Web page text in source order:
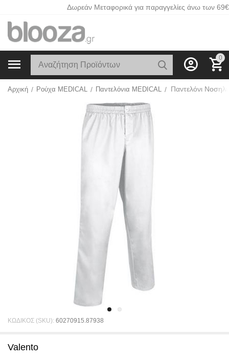
Δωρεάν Μεταφορικά για παραγγελίες άνω των 69€
0
Αρχική / Ρούχα MEDICAL / Παντελόνια MEDICAL /
ΚΩΔΙΚΟΣ (SKU): 60270915.87938
Valento